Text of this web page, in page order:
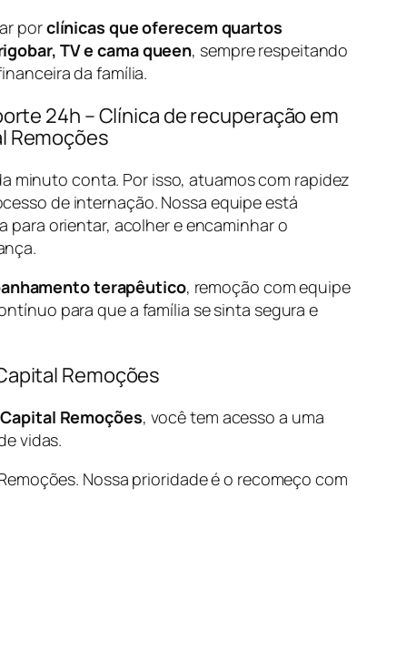
porclínicas que oferecem quartos
TV e cama queen, sempre respeitando
da família.
24h – Clínica de recuperação em
Remoções
minuto conta. Por isso, atuamos com rapidez
de internação. Nossa equipe está
para orientar, acolher e encaminhar o
terapêutico, remoção com equipe
para que a família se sinta segura e
Remoções
Capital Remoções, você tem acesso a uma
vidas.
Nossa prioridade é o recomeço com